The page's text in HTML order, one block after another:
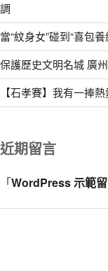
調
當“紋身女”碰到“喜包
保護歷史文明名城 廣
【石孝賽】我有一捧
近期留言
「WordPress 示範